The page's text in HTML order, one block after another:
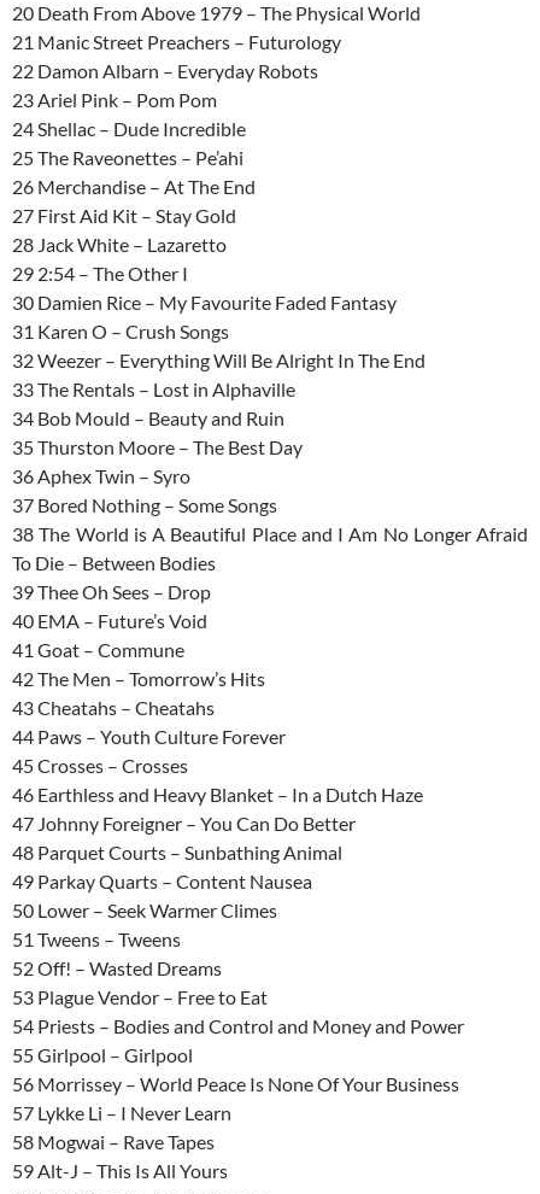
20 Death From Above 1979 – The Physical World
21 Manic Street Preachers – Futurology
22 Damon Albarn – Everyday Robots
23 Ariel Pink – Pom Pom
24 Shellac – Dude Incredible
25 The Raveonettes – Pe’ahi
26 Merchandise – At The End
27 First Aid Kit – Stay Gold
28 Jack White – Lazaretto
29 2:54 – The Other I
30 Damien Rice – My Favourite Faded Fantasy
31 Karen O – Crush Songs
32 Weezer – Everything Will Be Alright In The End
33 The Rentals – Lost in Alphaville
34 Bob Mould – Beauty and Ruin
35 Thurston Moore – The Best Day
36 Aphex Twin – Syro
37 Bored Nothing – Some Songs
38 The World is A Beautiful Place and I Am No Longer Afraid
To Die – Between Bodies
39 Thee Oh Sees – Drop
40 EMA – Future’s Void
41 Goat – Commune
42 The Men – Tomorrow’s Hits
43 Cheatahs – Cheatahs
44 Paws – Youth Culture Forever
45 Crosses – Crosses
46 Earthless and Heavy Blanket – In a Dutch Haze
47 Johnny Foreigner – You Can Do Better
48 Parquet Courts – Sunbathing Animal
49 Parkay Quarts – Content Nausea
50 Lower – Seek Warmer Climes
51 Tweens – Tweens
52 Off! – Wasted Dreams
53 Plague Vendor – Free to Eat
54 Priests – Bodies and Control and Money and Power
55 Girlpool – Girlpool
56 Morrissey – World Peace Is None Of Your Business
57 Lykke Li – I Never Learn
58 Mogwai – Rave Tapes
59 Alt-J – This Is All Yours